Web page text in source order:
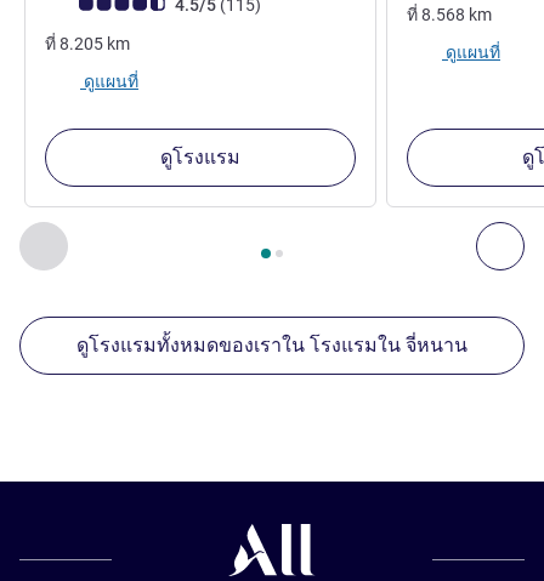
ก่อนหน้า - สถานประกอบการอื่นของเราที่อยู่ใกล้เคียง ถั
หน้า1 , สถานประกอบการอื่นของเราที่อยู่ใกล้เคียง 1 :,
4.5/5 (115)
ที่8.205 km
ดูแผนที่
ดูโรงแรม
ที่8.568 km
ดูแผนที่
ดู
ดูโรงแรมทั้งหมดของเราใน โรงแรมใน จี่หนาน